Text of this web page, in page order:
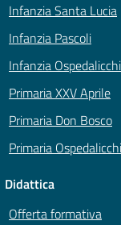
Infanzia Santa Lucia
Infanzia Pascoli
Infanzia
Primaria XXV Aprile
Primaria Don Bosco
Primaria
Didattica
Offerta formativa